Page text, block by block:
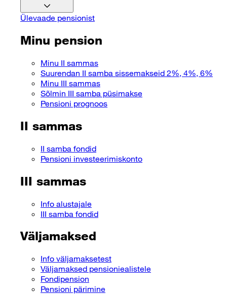
Ülevaade pensionist
Minu pension
Minu II sammas
Suurendan II samba sissemakseid 2%, 4%, 6%
Minu III sammas
Sõlmin III samba püsimakse
Pensioni prognoos
II sammas
II samba fondid
Pensioni investeerimiskonto
III sammas
Info alustajale
III samba fondid
Väljamaksed
Info väljamaksetest
Väljamaksed pensioniealistele
Fondipension
Pensioni pärimine